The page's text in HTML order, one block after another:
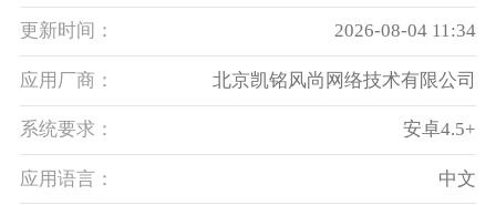
更新时间： 2026-08-04 11:34
应用厂商： 北京凯铭风尚网络技术有限公司
系统要求： 安卓4.5+
应用语言： 中文